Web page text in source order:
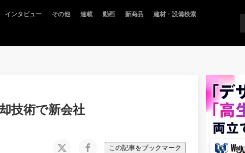
インタビュー その他 連載 動画 新商品 建材・設備検索
技術で新会社
この記事をブックマーク